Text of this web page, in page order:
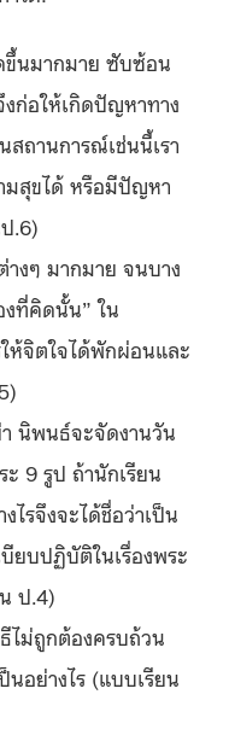
นมากมาย ซับซ้อน
ก่อให้เกิดปัญหาทาง
สถานการณ์เช่นนี้เรา
มสุขได้ หรือมีปัญหา
.6)
างๆ มากมาย จนบาง
งที่คิดนั้น” ใน
ห้จิตใจได้พักผ่อนและ
นิพนธ์จะจัดงานวัน
9 รูป ถ้านักเรียน
รจึงจะได้ชื่อว่าเป็น
ยบปฏิบัติในเรื่องพระ
ป.4)
ไม่ถูกต้องครบถ้วน
อย่างไร (แบบเรียน